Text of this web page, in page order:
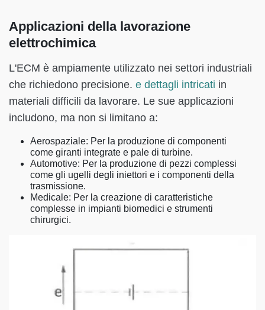
Applicazioni della lavorazione
elettrochimica
L'ECM è ampiamente utilizzato nei settori industriali
che richiedono precisione. e dettagli intricati in
materiali difficili da lavorare. Le sue applicazioni
includono, ma non si limitano a:
Aerospaziale: Per la produzione di componenti
come giranti integrate e pale di turbine.
Automotive: Per la produzione di pezzi complessi
come gli ugelli degli iniettori e i componenti della
trasmissione.
Medicale: Per la creazione di caratteristiche
complesse in impianti biomedici e strumenti
chirurgici.